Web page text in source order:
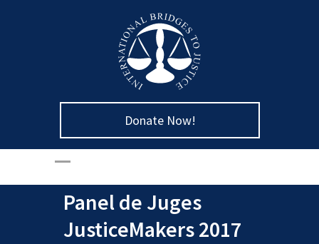
Donate Now!
Panel de Juges
JusticeMakers 2017